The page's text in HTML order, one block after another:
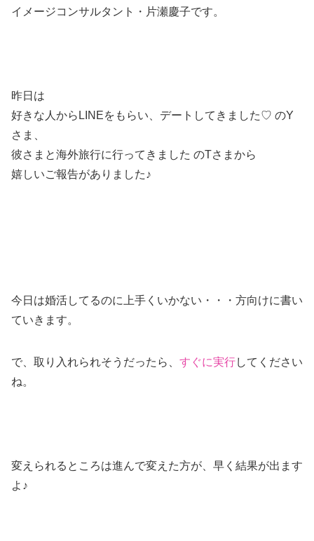
イメージコンサルタント・片瀬慶子です。
昨日は
好きな人からLINEをもらい、デートしてきました♡ のY
さま、
彼さまと海外旅行に行ってきました のTさまから
嬉しいご報告がありました♪
今日は婚活してるのに上手くいかない・・・方向けに書い
ていきます。
で、取り入れられそうだったら、 すぐに実行してください
ね。
変えられるところは進んで変えた方が、早く結果が出ます
よ♪